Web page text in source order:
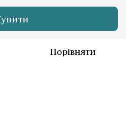
Порівняти